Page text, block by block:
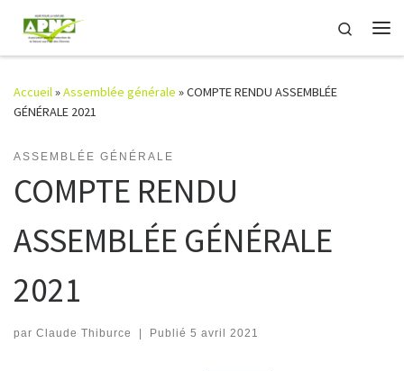
Passer au contenu
Search
Accueil»Assemblée générale »COMPTE RENDU ASSEMBLÉE
GÉNÉRALE 2021
ASSEMBLÉE GÉNÉRALE
COMPTE RENDU
ASSEMBLÉE GÉNÉRALE
2021
par Claude Thiburce | Publié 5 avril 2021